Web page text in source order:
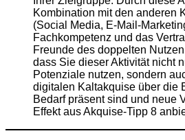
Kombination mit den anderen
(Social Media, E-Mail-
Fachkompetenz und das
Freunde des doppelten
dass Sie dieser Aktivität nicht
Potenziale nutzen, sondern
digitalen Kaltakquise über die
Bedarf präsent sind und neue
Effekt aus Akquise-Tipp 8